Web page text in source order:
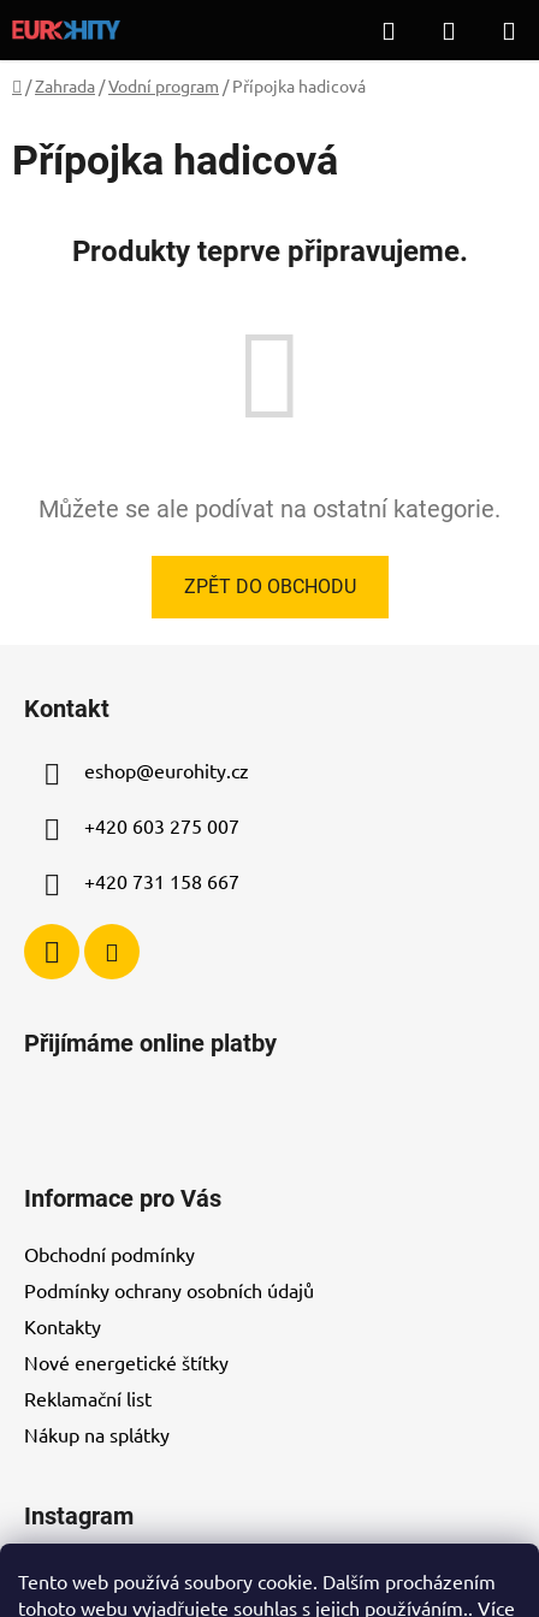
Tento web používá soubory cookie. Dalším procházením
tohoto webu vyjadřujete souhlas s jejich používáním.. Více
na
obsah
Hledat
KOŠÍK
Domů
/Zahrada /Vodní program / Přípojka hadicová
Přípojka hadicová
Produkty teprve připravujeme.
Můžete se ale podívat na ostatní kategorie.
ZPĚT DO OBCHODU
Kontakt
eshop@eurohity.cz
+420 603 275 007
+420 731 158 667
Přijímáme online platby
Informace pro Vás
Obchodní podmínky
Podmínky ochrany osobních údajů
Kontakty
Nové energetické štítky
Reklamační list
Nákup na splátky
Instagram